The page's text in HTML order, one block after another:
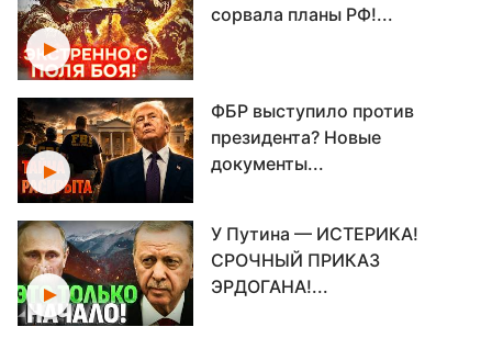
сорвала планы РФ!...
ФБР выступило против
президента? Новые
документы...
У Путина — ИСТЕРИКА!
СРОЧНЫЙ ПРИКАЗ
ЭРДОГАНА!...